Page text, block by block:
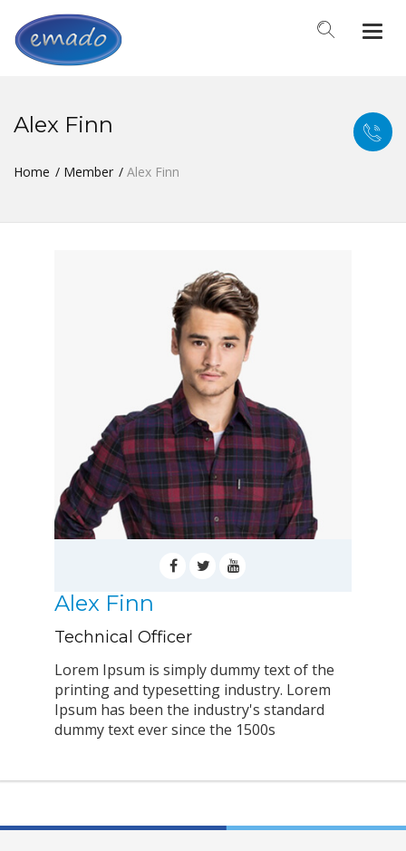
Alex Finn
Home Member Alex Finn
Alex Finn
Technical Officer
Lorem Ipsum is simply dummy text of the
printing and typesetting industry. Lorem
Ipsum has been the industry's standard
dummy text ever since the 1500s